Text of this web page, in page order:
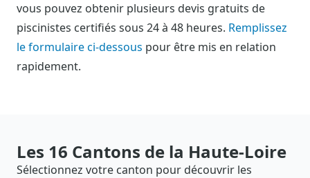
vous pouvez obtenir plusieurs devis gratuits de
piscinistes certifiés sous 24 à 48 heures. Remplissez
le formulaire ci-dessous pour être mis en relation
rapidement.
Les 16 Cantons de la Haute-Loire
Sélectionnez votre canton pour découvrir les